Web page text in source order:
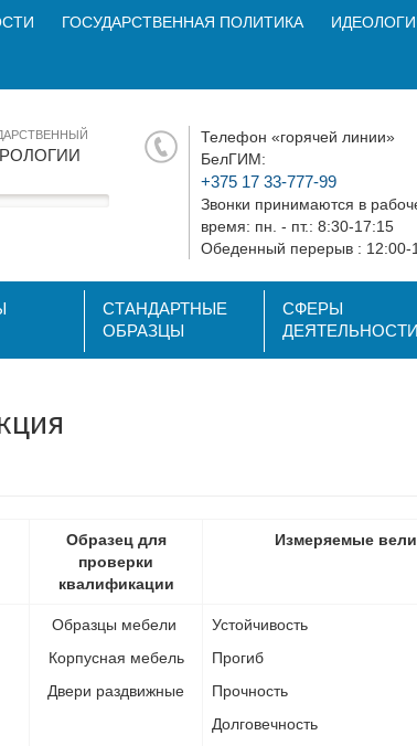
ГОСУДАРСТВЕННАЯ ПОЛИТИКА
Телефон «горячей линии»
БелГИМ:
+375 17 33-777-99
Звонки принимаются в
время: пн. - пт.: 8:30-17:15
Обеденный перерыв : 12:00-
СТАНДАРТНЫЕ
ОБРАЗЦЫ
СФЕРЫ
ДЕЯТЕЛЬНОСТИ
Образец для
проверки
квалификации
Измеряемые
Образцы мебели
Корпусная мебель
Двери раздвижные
Устойчивость
Прогиб
Прочность
Долговечность